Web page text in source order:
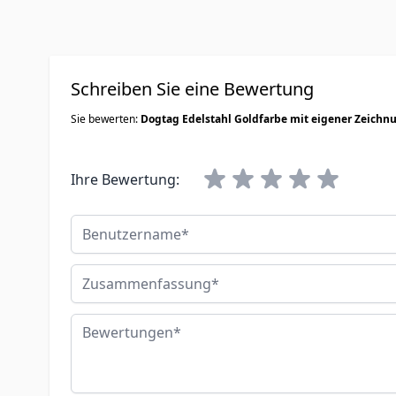
Schreiben Sie eine Bewertung
Sie bewerten: Dogtag Edelstahl Goldfarbe mit eigener
Ihre Bewertung:
Benutzername
Zusammenfassung
Bewertungen